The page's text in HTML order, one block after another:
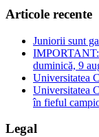
Articole recente
Juniorii sunt
IMPORTANT:
duminică, 9
Universitatea
Universitatea
în fieful
Legal